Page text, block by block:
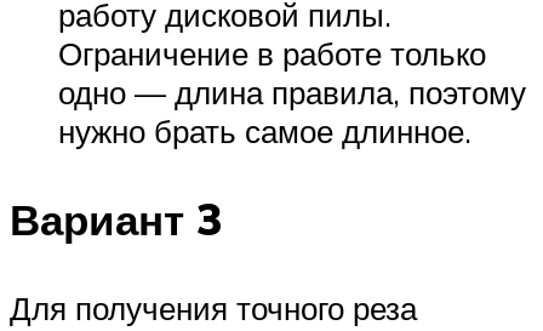
работу дисковой пилы.
Ограничение в работе только
одно — длина правила, поэтому
нужно брать самое длинное.
Вариант 3
Для получения точного реза